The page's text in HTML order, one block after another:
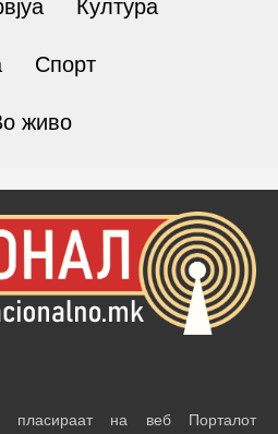
Култура
Спорт
живо
пласираат на веб Порталот